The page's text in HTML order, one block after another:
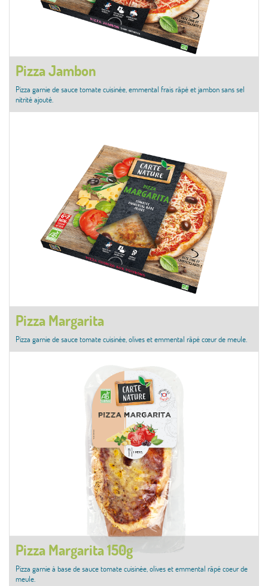
Pizza Jambon
Pizza garnie de sauce tomate cuisinée, emmental frais râpé et jambon sans sel
nitrité ajouté.
Pizza Margarita
Pizza garnie de sauce tomate cuisinée, olives et emmental râpé cœur de meule.
Pizza Margarita 150g
Pizza garnie à base de sauce tomate cuisinée, olives et emmental râpé coeur de
meule.